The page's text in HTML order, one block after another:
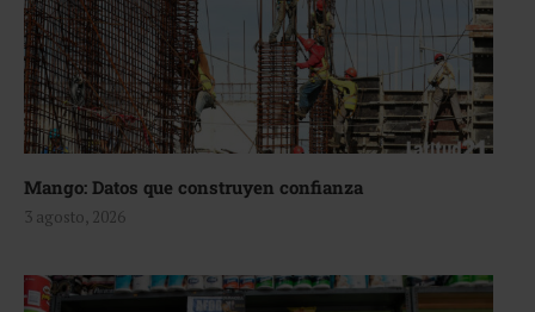
Mango: Datos que construyen confianza
3 agosto, 2026